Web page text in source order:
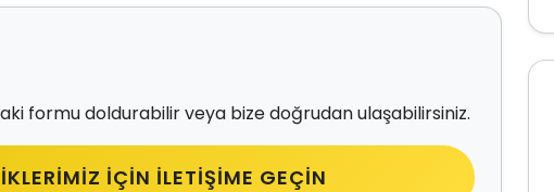
formu doldurabilir veya bize doğrudan ulaşabilirsiniz.
IÇIN İLETIŞIME GEÇIN